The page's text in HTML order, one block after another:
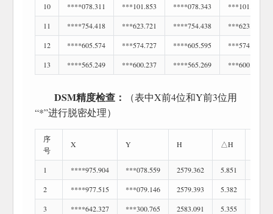
10
****078.311 ***101.853 ****078.343
***101.876
11
****754.418 ***623.721 ****754.438
***623.750
12
****605.574 ***574.727 ****605.595
***574.737
13
****565.249 ***600.237 ****565.269 ***600.258
DSM精度检查：
（表中X前4位和Y前3位用
“*”进行脱密处理）
序
号
X Y H △H
1
****975.904 ***078.559 2579.362 5.851
2
****977.515 ***079.146 2579.393 5.382
3
****642.327 ***300.765 2583.091 5.355